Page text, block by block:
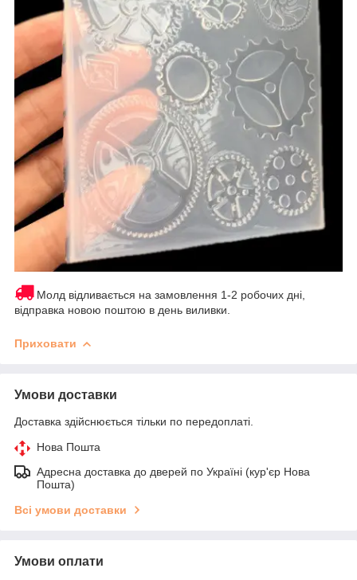
Молд відливається на замовлення 1-2 робочих дні,
відправка новою поштою в день виливки.
Приховати
Умови доставки
Доставка здійснюється тільки по передоплаті.
Нова Пошта
Адресна доставка до дверей по Україні (кур'єр Нова
Пошта)
Всі умови доставки
Умови оплати